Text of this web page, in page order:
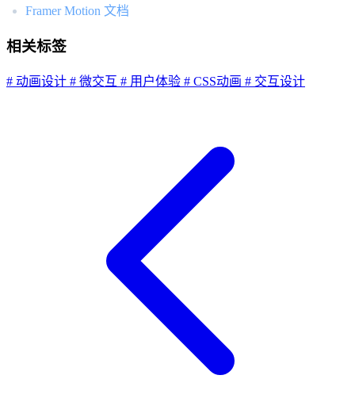
Framer Motion 文档
相关标签
# 动画设计 # 微交互 # 用户体验 # CSS动画 # 交互设计